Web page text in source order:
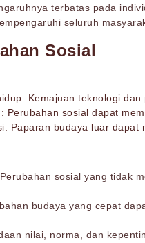
terbatas pada
seluruh
Sosial
Kemajuan teknologi
Perubahan sosial dapat
Paparan budaya luar dapat
sosial yang tidak
budaya yang cepat
nilai, norma, dan